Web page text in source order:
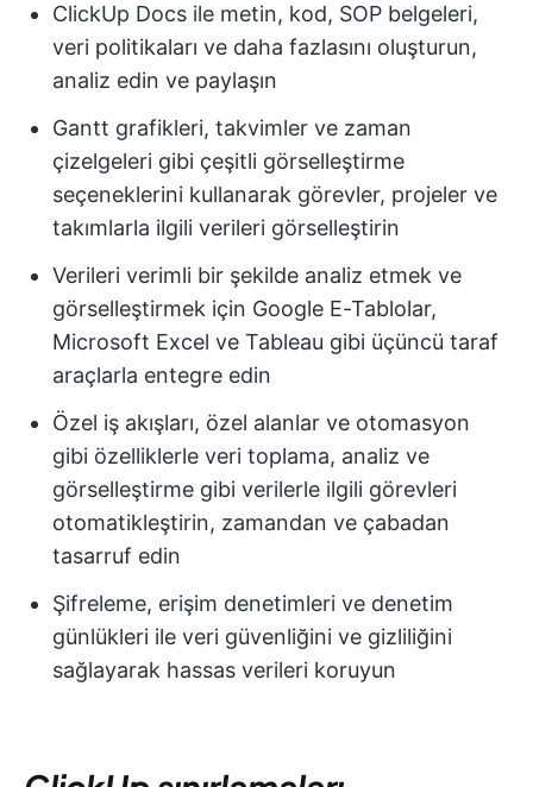
ClickUp Docs ile metin, kod, SOP belgeleri,
veri politikaları ve daha fazlasını oluşturun,
analiz edin ve paylaşın
Gantt grafikleri, takvimler ve zaman
çizelgeleri gibi çeşitli görselleştirme
seçeneklerini kullanarak görevler, projeler ve
takımlarla ilgili verileri görselleştirin
Verileri verimli bir şekilde analiz etmek ve
görselleştirmek için Google E-Tablolar,
Microsoft Excel ve Tableau gibi üçüncü taraf
araçlarla entegre edin
Özel iş akışları, özel alanlar ve otomasyon
gibi özelliklerle veri toplama, analiz ve
görselleştirme gibi verilerle ilgili görevleri
otomatikleştirin, zamandan ve çabadan
tasarruf edin
Şifreleme, erişim denetimleri ve denetim
günlükleri ile veri güvenliğini ve gizliliğini
sağlayarak hassas verileri koruyun